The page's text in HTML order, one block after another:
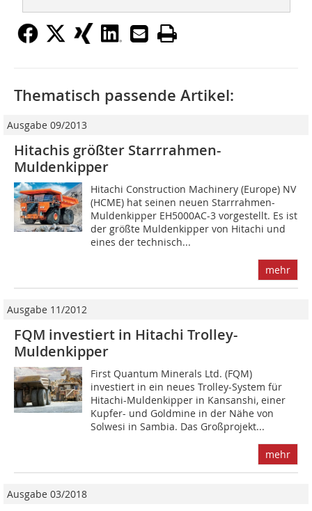
Thematisch passende Artikel:
Ausgabe 09/2013
Hitachis größter Starrrahmen-
Muldenkipper
Hitachi Construction Machinery (Europe) NV
(HCME) hat seinen neuen Starrrahmen-
Muldenkipper EH5000AC-3 vorgestellt. Es ist
der größte Muldenkipper von Hitachi und
eines der technisch...
mehr
Ausgabe 11/2012
FQM investiert in Hitachi Trolley-
Muldenkipper
First Quantum Minerals Ltd. (FQM)
investiert in ein neues Trolley-System für
Hitachi-Muldenkipper in ­Kansanshi, einer
Kupfer- und Goldmine in der Nähe von
Solwesi in Sambia. Das Großprojekt...
mehr
Ausgabe 03/2018